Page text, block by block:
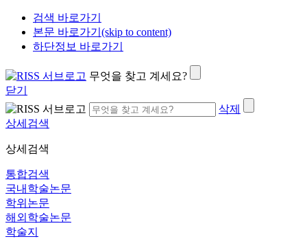
검색 바로가기
본문 바로가기(skip to content)
하단정보 바로가기
무엇을 찾고 계세요?
닫기
삭제
상세검색
상세검색
통합검색
국내학술논문
학위논문
해외학술논문
학술지